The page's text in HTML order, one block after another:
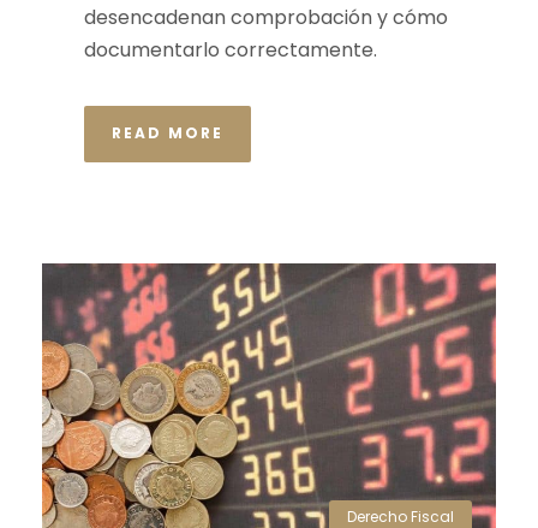
desencadenan comprobación y cómo
documentarlo correctamente.
READ MORE
Derecho Fiscal